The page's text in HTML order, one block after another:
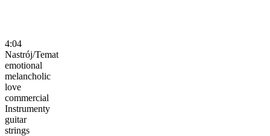
4:04
Nastrój/Temat
emotional
melancholic
love
commercial
Instrumenty
guitar
strings